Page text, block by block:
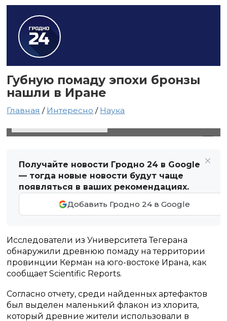
Губную помаду эпохи бронзы
нашли в Иране
Главная / Интересно / Наука
Получайте новости Гродно 24 в Google
— тогда новые новости будут чаще
появляться в ваших рекомендациях.
Добавить Гродно 24 в Google
Исследователи из Университета Тегерана
обнаружили древнюю помаду на территории
провинции Керман на юго-востоке Ирана, как
сообщает Scientific Reports.
Согласно отчету, среди найденных артефактов
был выделен маленький флакон из хлорита,
который древние жители использовали в